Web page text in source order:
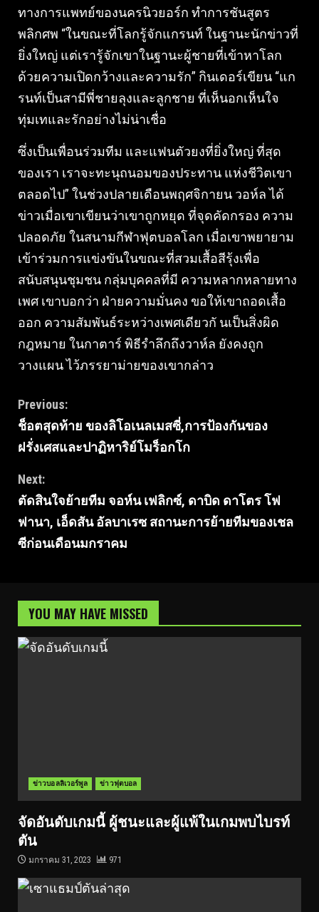
ทางการแพทย์ของนครนิวยอร์ก ทําการชันสูตร
พลิกศพ “ในขณะที่โลกรู้จักแกรนท์ ในฐานะนักข่าวที่
ยิ่งใหญ่ แต่เรารู้จักเขาในฐานะผู้ชายที่เข้าหาโลก
ด้วยความเปิดกว้างและความรัก” กินเดอร์เขียน “แก
รนท์เป็นสามีพี่ชายลุงและลูกชาย ที่เห็นอกเห็นใจ
ทุ่มเทและรักอย่างไม่น่าเชื่อ
ซึ่งเป็นเพื่อนร่วมทีม และแฟนตัวยงที่ยิ่งใหญ่ ที่สุด
ของเรา เราจะทะนุถนอมของประทาน แห่งชีวิตเขา
ตลอดไป” ในช่วงปลายเดือนพฤศจิกายน วอห์ล ได้
ข่าวเมื่อเขาเขียนว่าเขาถูกหยุด ที่จุดคัดกรอง ความ
ปลอดภัย ในสนามกีฬาฟุตบอลโลก เมื่อเขาพยายาม
เข้าร่วมการแข่งขันในขณะที่สวมเสื้อสีรุ้งเพื่อ
สนับสนุนชุมชน กลุ่มบุคคลที่มี ความหลากหลายทาง
เพศ เขาบอกว่า ฝ่ายความมั่นคง ขอให้เขาถอดเสื้อ
ออก ความสัมพันธ์ระหว่างเพศเดียวกั นเป็นสิ่งผิด
กฎหมาย ในกาตาร์ พิธีรําลึกถึงวาห์ล ยังคงถูก
วางแผน ไว้ภรรยาม่ายของเขากล่าว
Continue
Reading
Previous:
ช็อตสุดท้าย ของลิโอเนลเมสซี่,การป้องกันของ
ฝรั่งเศสและปาฏิหาริย์โมร็อกโก
Next:
ตัดสินใจย้ายทีม จอห์น เฟลิกซ์, ดาบิด ดาโตร โฟ
ฟานา, เอ็ดสัน อัลบาเรซ สถานะการย้ายทีมของเชล
ซีก่อนเดือนมกราคม
YOU MAY HAVE MISSED
ข่าวบอลลิเวอร์พูล ข่าวฟุตบอล
จัดอันดับเกมนี้ ผู้ชนะและผู้แพ้ในเกมพบไบรท์
ตัน
มกราคม 31, 2023 971